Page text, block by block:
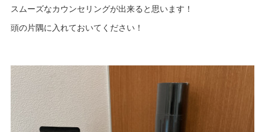
スムーズなカウンセリングが出来ると思います！
頭の片隅に入れておいてください！